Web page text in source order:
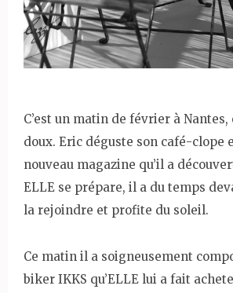
C’est un matin de février à
doux. Eric déguste son café-clope
nouveau magazine qu’il a
ELLE se prépare, il a du temps
la rejoindre et profite du soleil.
Ce matin il a soigneusement
biker IKKS qu’ELLE lui a fait